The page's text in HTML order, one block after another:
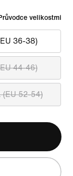
velikostmi
36-38)
44-46)
(EU 52-54)